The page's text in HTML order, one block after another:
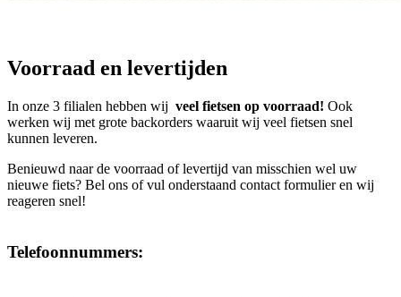
Voorraad en levertijden
In onze 3 filialen hebben wij veel fietsen op voorraad! Ook
werken wij met grote backorders waaruit wij veel fietsen snel
kunnen leveren.
Benieuwd naar de voorraad of levertijd van misschien wel uw
nieuwe fiets? Bel ons of vul onderstaand contact formulier en wij
reageren snel!
Telefoonnummers: